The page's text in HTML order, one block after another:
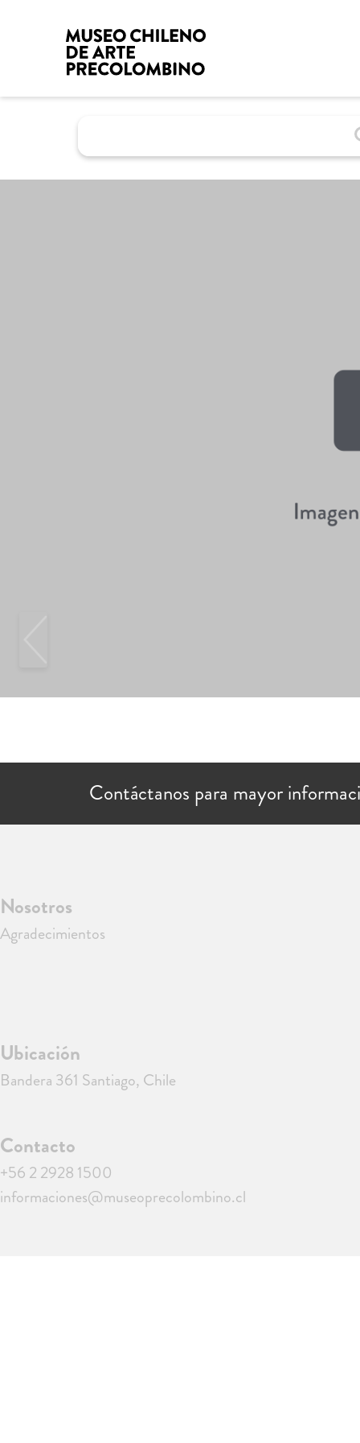
Contáctanos para mayor
Nosotros
Agradecimientos
Ubicación
Bandera 361 Santiago, Chile
Contacto
+56 2 2928 1500
informaciones@museoprecolombino.cl